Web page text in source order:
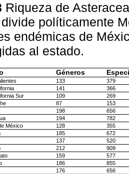
Riqueza de
políticamente
endémicas de
al estado.
Géneros
133
379
141
366
Sur
109
269
87
153
198
656
194
782
México
128
355
185
672
137
520
212
909
159
577
186
855
176
656